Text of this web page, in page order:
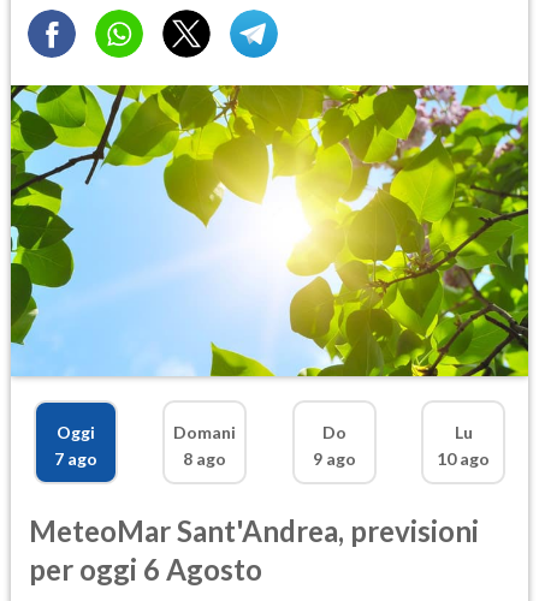
Oggi
7 ago
Domani
8 ago
Do
9 ago
Lu
10 ago
MeteoMarSant'Andrea, previsioni
per oggi 6 Agosto